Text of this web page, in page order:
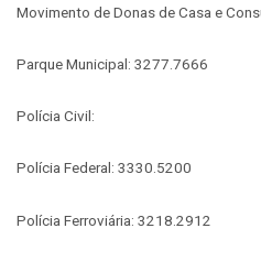
Movimento de Donas de Casa e
Parque Municipal: 3277.7666
Polícia Civil:
Polícia Federal: 3330.5200
Polícia Ferroviária: 3218.2912